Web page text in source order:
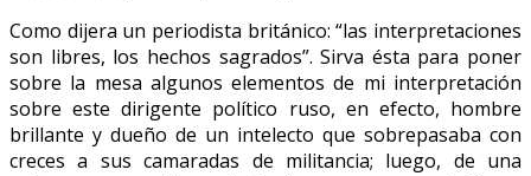
Como dijera un periodista británico: “las interpretaciones
son libres, los hechos sagrados”. Sirva ésta para poner
sobre la mesa algunos elementos de mi interpretación
sobre este dirigente político ruso, en efecto, hombre
brillante y dueño de un intelecto que sobrepasaba con
creces a sus camaradas de militancia; luego, de una